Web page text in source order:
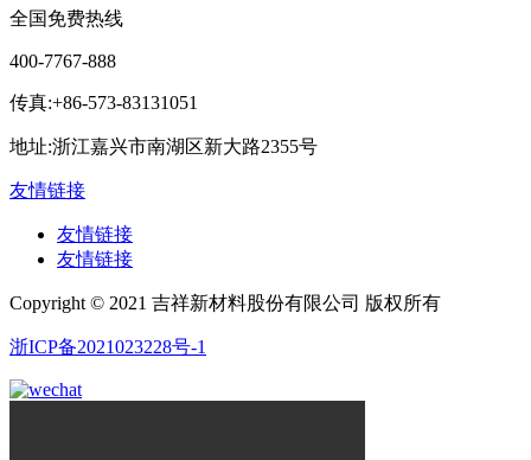
全国免费热线
400-7767-888
传真:+86-573-83131051
地址:浙江嘉兴市南湖区新大路2355号
友情链接
友情链接
友情链接
Copyright © 2021 吉祥新材料股份有限公司 版权所有
浙ICP备2021023228号-1